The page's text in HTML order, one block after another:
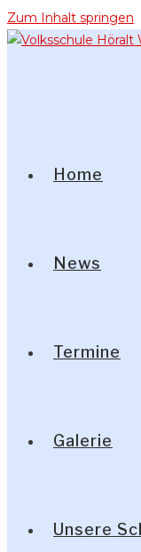
Zum Inhalt springen
Home
News
Termine
Galerie
Unsere